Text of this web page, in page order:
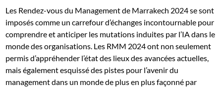
Les Rendez-vous du Management de Marrakech 2024 se sont
imposés comme un carrefour d’échanges incontournable pour
comprendre et anticiper les mutations induites par l’IA dans le
monde des organisations. Les RMM 2024 ont non seulement
permis d’appréhender l’état des lieux des avancées actuelles,
mais également esquissé des pistes pour l’avenir du
management dans un monde de plus en plus façonné par